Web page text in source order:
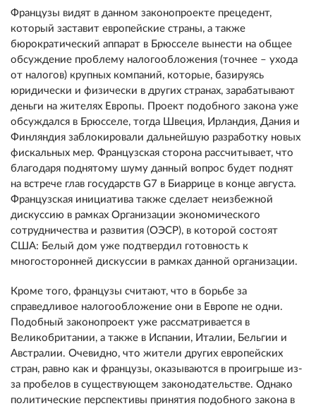
Французы видят в данном законопроекте прецедент,
который заставит европейские страны, а также
бюрократический аппарат в Брюсселе вынести на общее
обсуждение проблему налогообложения (точнее – ухода
от налогов) крупных компаний, которые, базируясь
юридически и физически в других странах, зарабатывают
деньги на жителях Европы. Проект подобного закона уже
обсуждался в Брюсселе, тогда Швеция, Ирландия, Дания и
Финляндия заблокировали дальнейшую разработку новых
фискальных мер. Французская сторона рассчитывает, что
благодаря поднятому шуму данный вопрос будет поднят
на встрече глав государств G7 в Биаррице в конце августа.
Французская инициатива также сделает неизбежной
дискуссию в рамках Организации экономического
сотрудничества и развития (ОЭСР), в которой состоят
США: Белый дом уже подтвердил готовность к
многосторонней дискуссии в рамках данной организации.
Кроме того, французы считают, что в борьбе за
справедливое налогообложение они в Европе не одни.
Подобный законопроект уже рассматривается в
Великобритании, а также в Испании, Италии, Бельгии и
Австралии. Очевидно, что жители других европейских
стран, равно как и французы, оказываются в проигрыше из-
за пробелов в существующем законодательстве. Однако
политические перспективы принятия подобного закона в